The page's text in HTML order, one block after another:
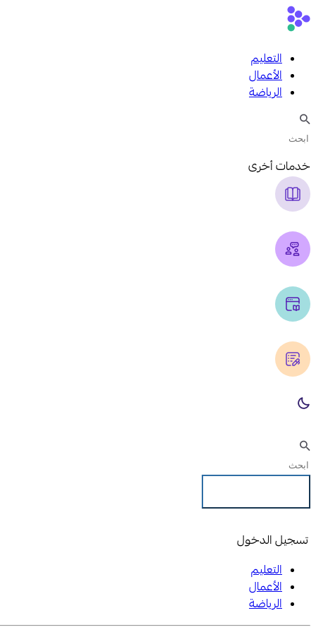
التعليم
الأعمال
الرياضة
خدمات أخرى
تسجيل الدخول
التعليم
الأعمال
الرياضة